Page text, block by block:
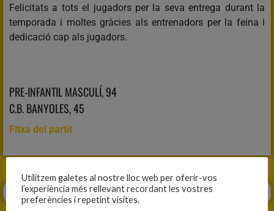
Felicitats a tots el jugadors per la seva entrega durant la
temporada i moltes gràcies als entrenadors per la feina i
dedicació cap als jugadors.
PRE-INFANTIL MASCULÍ, 94
C.B. BANYOLES, 45
Fitxa del partit
Utilitzem galetes al nostre lloc web per oferir-vos
l’experiència més rellevant recordant les vostres
preferències i repetint visites.